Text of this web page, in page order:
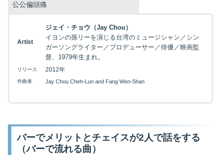
公公偏頭痛
Artist
ジェイ・チョウ（Jay Chou）
イヨンの孫リーを演じる台湾のミュージシャン／シン
ガーソングライター／プロデューサー／俳優／映画監
督、1979年生まれ。
リリース 2012年
作曲者 Jay Chou Cheh-Lun and Fang Wen-Shan
バーでメリットとチェイスが2人で話をする
（バーで流れる曲）